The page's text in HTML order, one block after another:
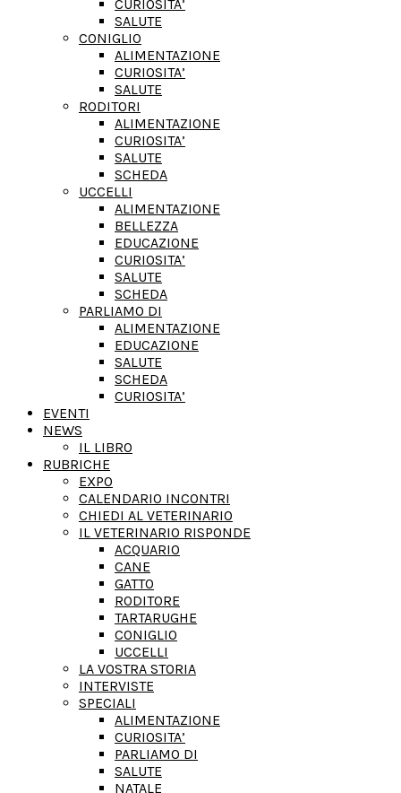
CURIOSITA’
SALUTE
CONIGLIO
ALIMENTAZIONE
CURIOSITA’
SALUTE
RODITORI
ALIMENTAZIONE
CURIOSITA’
SALUTE
SCHEDA
UCCELLI
ALIMENTAZIONE
BELLEZZA
EDUCAZIONE
CURIOSITA’
SALUTE
SCHEDA
PARLIAMO DI
ALIMENTAZIONE
EDUCAZIONE
SALUTE
SCHEDA
CURIOSITA’
EVENTI
NEWS
IL LIBRO
RUBRICHE
EXPO
CALENDARIO INCONTRI
CHIEDI AL VETERINARIO
IL VETERINARIO RISPONDE
ACQUARIO
CANE
GATTO
RODITORE
TARTARUGHE
CONIGLIO
UCCELLI
LA VOSTRA STORIA
INTERVISTE
SPECIALI
ALIMENTAZIONE
CURIOSITA’
PARLIAMO DI
SALUTE
NATALE